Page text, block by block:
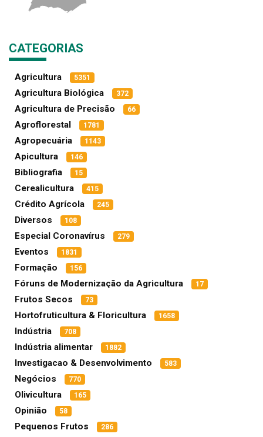
CATEGORIAS
Agricultura 5351
Agricultura Biológica 372
Agricultura de Precisão 66
Agroflorestal 1781
Agropecuária 1143
Apicultura 146
Bibliografia 15
Cerealicultura 415
Crédito Agrícola 245
Diversos 108
Especial Coronavírus 279
Eventos 1831
Formação 156
Fóruns de Modernização da Agricultura 17
Frutos Secos 73
Hortofruticultura & Floricultura 1658
Indústria 708
Indústria alimentar 1882
Investigacao & Desenvolvimento 583
Negócios 770
Olivicultura 165
Opinião 58
Pequenos Frutos 286